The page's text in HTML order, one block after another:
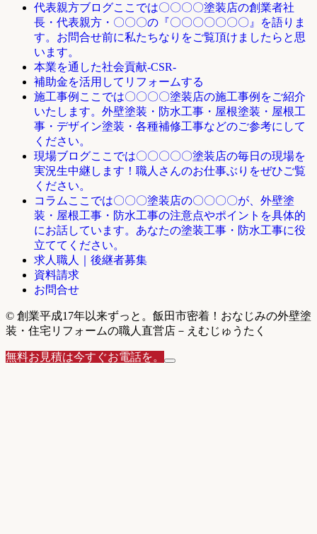
代表親方ブログここでは〇〇〇〇塗装店の創業者社
長・代表親方・〇〇〇の『〇〇〇〇〇〇〇』を語りま
す。お問合せ前に私たちなりをご覧頂けましたらと思
います。
本業を通した社会貢献-CSR-
補助金を活用してリフォームする
施工事例 ここでは〇〇〇〇塗装店の施工事例をご紹介
いたします。外壁塗装・防水工事・屋根塗装・屋根工
事・デザイン塗装・各種補修工事などのご参考にして
ください。
現場ブログここでは〇〇〇〇〇塗装店の毎日の現場を
実況生中継します！職人さんのお仕事ぶりをぜひご覧
ください。
コラム ここでは〇〇〇塗装店の〇〇〇〇が、外壁塗
装・屋根工事・防水工事の注意点やポイントを具体的
にお話しています。あなたの塗装工事・防水工事に役
立ててください。
求人職人｜後継者募集
資料請求
お問合せ
© 創業平成17年以来ずっと。飯田市密着！おなじみの外壁塗
装・住宅リフォームの職人直営店－えむじゅうたく
無料お見積は今すぐお電話を。